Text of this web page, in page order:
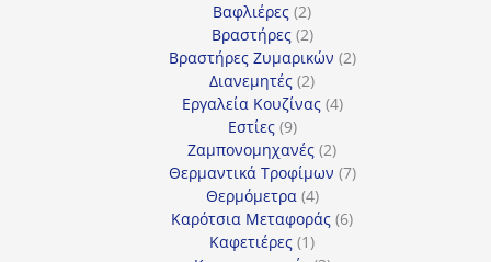
Βαφλιέρες 22
προϊόντα
Βραστήρες 22
προϊόντα
Βραστήρες Ζυμαρικών 22
Διανεμητές 22
προϊόντα
Εργαλεία Κουζίνας 44
Εστίες 99
προϊόντα
Ζαμπονομηχανές 22
προϊόντα
Θερμαντικά Τροφίμων 77
Θερμόμετρα 44
προϊόντα
Καρότσια Μεταφοράς 66
Καφετιέρες 11